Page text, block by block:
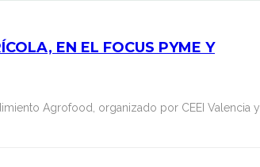
EN EL FOCUS PYME Y
Agrofood, organizado por CEEI Valencia y